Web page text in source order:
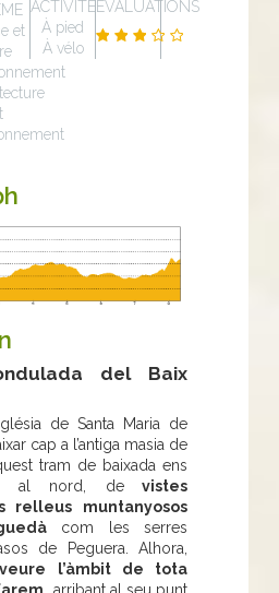
et
ACTIVITÉ
À pied
À vélo
ÉVALUATIONS
del Baix
de Santa Maria de
cap a l’antiga masia de
tram de baixada ens
al nord, devistes
relleus muntanyosos
com les serres
de Peguera. Alhora,
l’àmbit de tota
arribant al seu punt